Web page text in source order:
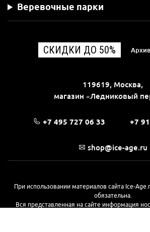
Веревочные парки
СКИДКИ ДО 50%
119619, Москва,
магазин «Ледниковый
+7 495 727 06 33 +7
shop@ice-age.ru
При использовании материалов сайта Ice-
обязательна.
Вся представленная на сайте информация